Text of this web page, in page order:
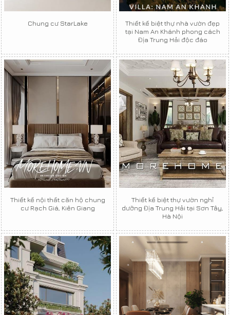
Chung cư StarLake
Thiết kế biệt thự nhà vườn đẹp
tại Nam An Khánh phong cách
Địa Trung Hải độc đáo
Thiết kế nội thất căn hộ chung
cư Rạch Giá, Kiên Giang
Thiết kế biệt thự vườn nghỉ
dưỡng Địa Trung Hải tại Sơn Tây,
Hà Nội